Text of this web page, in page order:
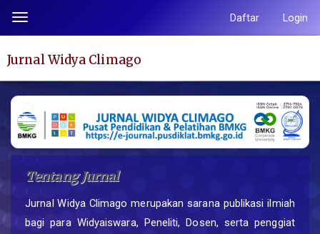
halaman
Navigasi
Isi
Utama
Bilah
Samping
Toggle
navigation
Daftar Login
Jurnal Widya Climago
Tentang Jurnal
Jurnal Widya Climago merupakan sarana publikasi ilmiah
bagi para Widyaiswara, Peneliti, Dosen, serta penggiat